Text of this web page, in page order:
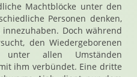
Machtblöcke unter den
Personen denken,
Doch während
den Wiedergeborenen
unter allen Umständen
ihm verbündet. Eine dritte